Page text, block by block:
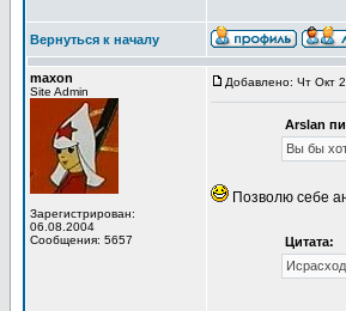
Вернуться к началу
maxon
Site Admin
Зарегистрирован:
06.08.2004
Сообщения: 5657
Добавлено: Чт Окт
Arslan
Вы бы
Позволю себе
Цитата: